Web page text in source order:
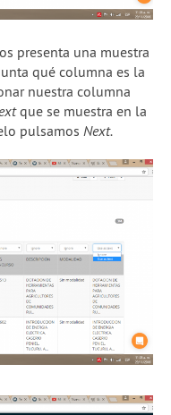
presenta una muestra
qué columna es la
nuestra columna
que se muestra en la
pulsamos Next.